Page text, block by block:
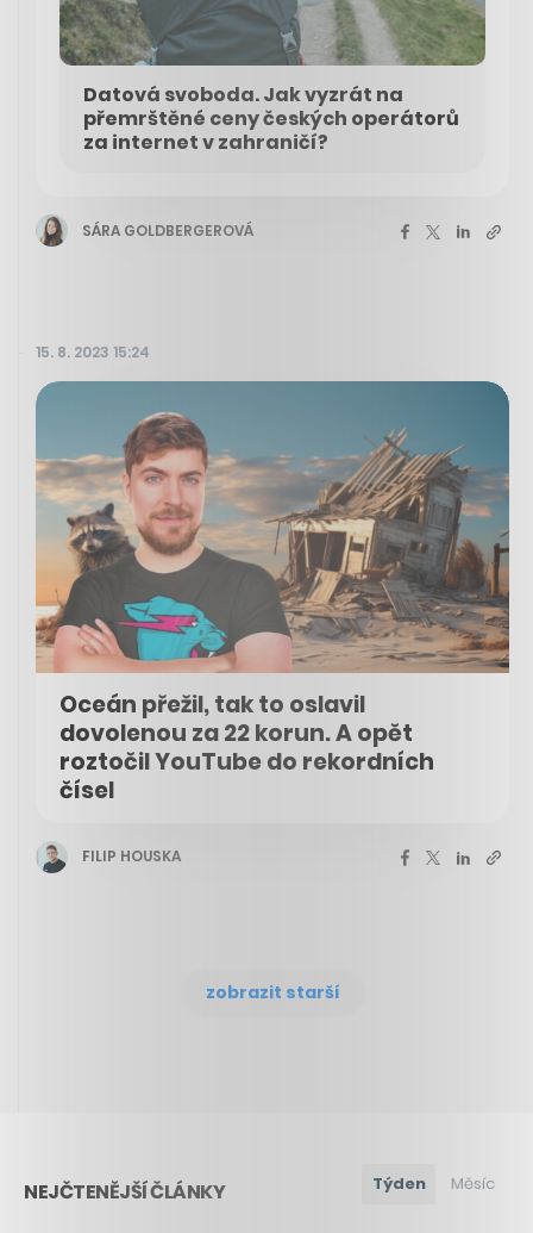
Datová svoboda. Jak vyzrát na
přemrštěné ceny českých operátorů
za internet v zahraničí?
SÁRA GOLDBERGEROVÁ
15. 8. 2023 15:24
Oceán přežil, tak to oslavil
dovolenou za 22 korun. A opět
roztočil YouTube do rekordních
čísel
FILIP HOUSKA
zobrazit starší
NEJČTENĚJŠÍ ČLÁNKY Týden Měsíc